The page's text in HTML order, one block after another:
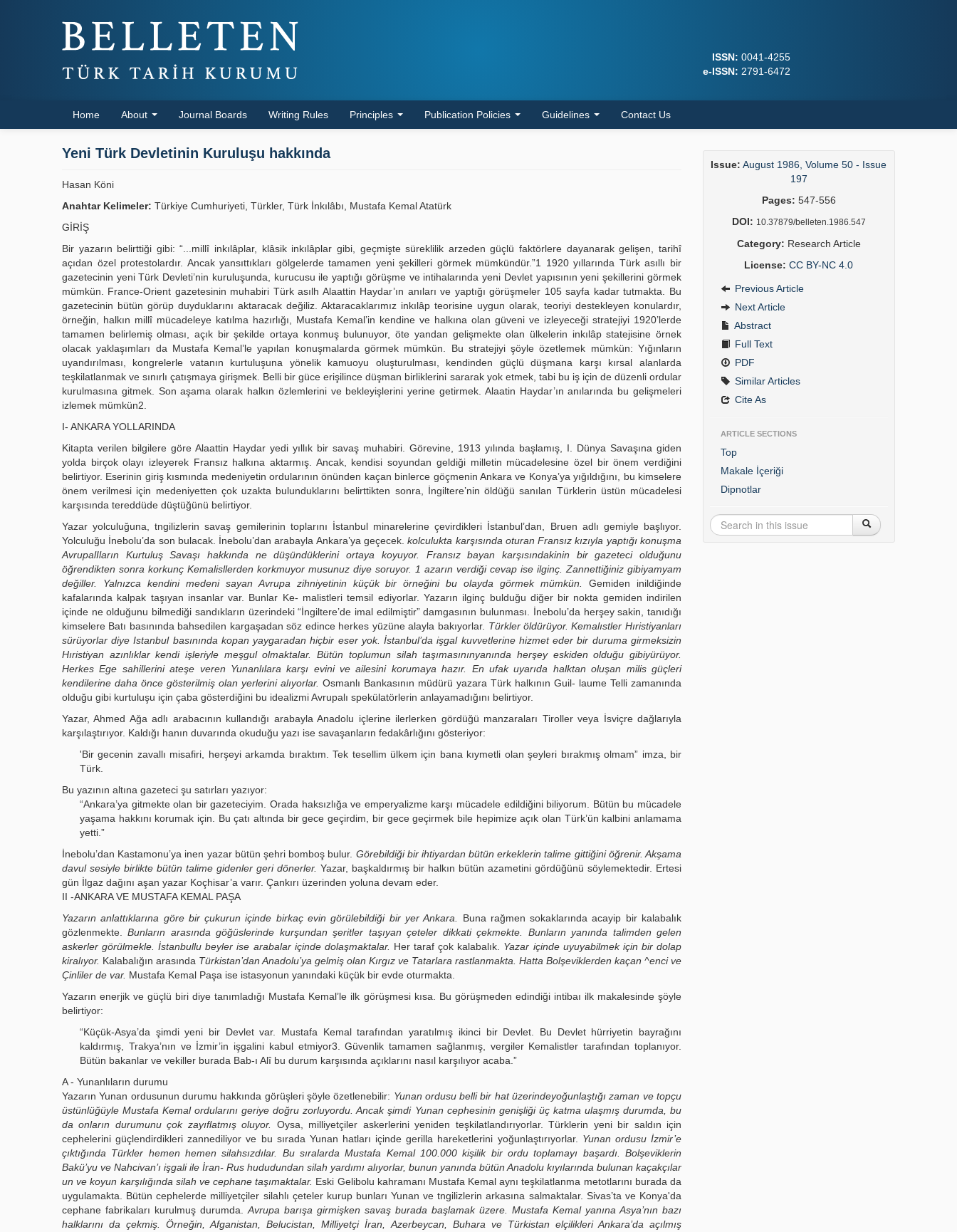
ISSN: 0041-4255
e-ISSN: 2791-6472
Home About Journal Boards Writing Rules Principles Publication Policies Guidelines Contact Us
Yeni Türk Devletinin Kuruluşu hakkında
Hasan Köni
Anahtar Kelimeler: Türkiye Cumhuriyeti, Türkler, Türk İnkılâbı, Mustafa Kemal Atatürk
GİRİŞ
Bir yazarın belirttiği gibi: “...millî inkılâplar, klâsik inkılâplar gibi, geçmişte süreklilik arzeden güçlü faktörlere dayanarak gelişen, tarihî
açıdan özel protestolardır. Ancak yansıttıkları gölgelerde tamamen yeni şekilleri görmek mümkündür.”1 1920 yıllarında Türk asıllı bir
gazetecinin yeni Türk Devleti’nin kuruluşunda, kurucusu ile yaptığı görüşme ve intihalarında yeni Devlet yapısının yeni şekillerini görmek
mümkün. France-Orient gazetesinin muhabiri Türk asılh Alaattin Haydar’ın anıları ve yaptığı görüşmeler 105 sayfa kadar tutmakta. Bu
gazetecinin bütün görüp duyduklarını aktaracak değiliz. Aktaracaklarımız inkılâp teorisine uygun olarak, teoriyi destekleyen konulardır,
örneğin, halkın millî mücadeleye katılma hazırlığı, Mustafa Kemal’in kendine ve halkına olan güveni ve izleyeceği stratejiyi 1920’lerde
tamamen belirlemiş olması, açık bir şekilde ortaya konmuş bulunuyor, öte yandan gelişmekte olan ülkelerin inkılâp statejisine örnek
olacak yaklaşımları da Mustafa Kemal’le yapılan konuşmalarda görmek mümkün. Bu stratejiyi şöyle özetlemek mümkün: Yığınların
uyandırılması, kongrelerle vatanın kurtuluşuna yönelik kamuoyu oluşturulması, kendinden güçlü düşmana karşı kırsal alanlarda
teşkilatlanmak ve sınırlı çatışmaya girişmek. Belli bir güce erişilince düşman birliklerini sararak yok etmek, tabi bu iş için de düzenli ordular
kurulmasına gitmek. Son aşama olarak halkın özlemlerini ve bekleyişlerini yerine getirmek. Alaatin Haydar’ın anılarında bu gelişmeleri
izlemek mümkün2.
I- ANKARA YOLLARINDA
Kitapta verilen bilgilere göre Alaattin Haydar yedi yıllık bir savaş muhabiri. Görevine, 1913 yılında başlamış, I. Dünya Savaşına giden
yolda birçok olayı izleyerek Fransız halkına aktarmış. Ancak, kendisi soyundan geldiği milletin mücadelesine özel bir önem verdiğini
belirtiyor. Eserinin giriş kısmında medeniyetin ordularının önünden kaçan binlerce göçmenin Ankara ve Konya’ya yığıldığını, bu kimselere
önem verilmesi için medeniyetten çok uzakta bulunduklarını belirttikten sonra, İngiltere’nin öldüğü sanılan Türklerin üstün mücadelesi
karşısında tereddüde düştüğünü belirtiyor.
Yazar yolculuğuna, tngilizlerin savaş gemilerinin toplarını İstanbul minarelerine çevirdikleri İstanbul’dan, Bruen adlı gemiyle başlıyor.
Yolculuğu İnebolu’da son bulacak. İnebolu’dan arabayla Ankara’ya geçecek.kolculukta karşısında oturan Fransız kızıyla yaptığı konuşma
AvrupalIların Kurtuluş Savaşı hakkında ne düşündüklerini ortaya koyuyor. Fransız bayan karşısındakinin bir gazeteci olduğunu
öğrendikten sonra korkunç Kemalisllerden korkmuyor musunuz diye soruyor. 1 azarın verdiği cevap ise ilginç. Zannettiğiniz gibiyamyam
değiller. Yalnızca kendini medeni sayan Avrupa zihniyetinin küçük bir örneğini bu olayda görmek mümkün.Gemiden inildiğinde
kafalarında kalpak taşıyan insanlar var. Bunlar Ke- malistleri temsil ediyorlar. Yazarın ilginç bulduğu diğer bir nokta gemiden indirilen
içinde ne olduğunu bilmediği sandıkların üzerindeki “İngiltere’de imal edilmiştir” damgasının bulunması. İnebolu’da herşey sakin, tanıdığı
kimselere Batı basınında bahsedilen kargaşadan söz edince herkes yüzüne alayla bakıyorlar. Türkler öldürüyor. Kemalıstler Hıristiyanları
sürüyorlar diye Istanbul basınında kopan yaygaradan hiçbir eser yok. İstanbul’da işgal kuvvetlerine hizmet eder bir duruma girmeksizin
Hıristiyan azınlıklar kendi işleriyle meşgul olmaktalar. Bütün toplumun silah taşımasınınyanında herşey eskiden olduğu gibiyürüyor.
Herkes Ege sahillerini ateşe veren Yunanlılara karşı evini ve ailesini korumaya hazır. En ufak uyarıda halktan oluşan milis güçleri
kendilerine daha önce gösterilmiş olan yerlerini alıyorlar. Osmanlı Bankasının müdürü yazara Türk halkının Guil- laume Telli zamanında
olduğu gibi kurtuluşu için çaba gösterdiğini bu idealizmi Avrupalı spekülatörlerin anlayamadığını belirtiyor.
Yazar, Ahmed Ağa adlı arabacının kullandığı arabayla Anadolu içlerine ilerlerken gördüğü manzaraları Tiroller veya İsviçre dağlarıyla
karşılaştırıyor. Kaldığı hanın duvarında okuduğu yazı ise savaşanların fedakârlığını gösteriyor:
'Bir gecenin zavallı misafiri, herşeyi arkamda bıraktım. Tek tesellim ülkem için bana kıymetli olan şeyleri bırakmış olmam” imza, bir
Türk.
Bu yazının altına gazeteci şu satırları yazıyor:
“Ankara’ya gitmekte olan bir gazeteciyim. Orada haksızlığa ve emperyalizme karşı mücadele edildiğini biliyorum. Bütün bu mücadele
yaşama hakkını korumak için. Bu çatı altında bir gece geçirdim, bir gece geçirmek bile hepimize açık olan Türk’ün kalbini anlamama
yetti.”
İnebolu’dan Kastamonu’ya inen yazar bütün şehri bomboş bulur. Görebildiği bir ihtiyardan bütün erkeklerin talime gittiğini öğrenir. Akşama
davul sesiyle birlikte bütün talime gidenler geri dönerler. Yazar, başkaldırmış bir halkın bütün azametini gördüğünü söylemektedir. Ertesi
gün İlgaz dağını aşan yazar Koçhisar’a varır. Çankırı üzerinden yoluna devam eder.
II -ANKARA VE MUSTAFA KEMAL PAŞA
Yazarın anlattıklarına göre bir çukurun içinde birkaç evin görülebildiği bir yer Ankara.
Buna rağmen sokaklarında acayip bir kalabalık
gözlenmekte.Bunların arasında göğüslerinde kurşundan şeritler taşıyan çeteler dikkati çekmekte. Bunların yanında talimden gelen
askerler görülmekle. İstanbullu beyler ise arabalar içinde dolaşmaktalar. Her taraf çok kalabalık. Yazar içinde uyuyabilmek için bir dolap
kiralıyor. Kalabalığın arasında Türkistan’dan Anadolu’ya gelmiş olan Kırgız ve Tatarlara rastlanmakta. Hatta Bolşeviklerden kaçan ^enci ve
Çinliler de var. Mustafa Kemal Paşa ise istasyonun yanındaki küçük bir evde oturmakta.
Yazarın enerjik ve güçlü biri diye tanımladığı Mustafa Kemal’le ilk görüşmesi kısa. Bu görüşmeden edindiği intibaı ilk makalesinde şöyle
belirtiyor:
“Küçük-Asya’da şimdi yeni bir Devlet var. Mustafa Kemal tarafından yaratılmış ikinci bir Devlet. Bu Devlet hürriyetin bayrağını
kaldırmış, Trakya’nın ve İzmir’in işgalini kabul etmiyor3. Güvenlik tamamen sağlanmış, vergiler Kemalistler tarafından toplanıyor.
Bütün bakanlar ve vekiller burada Bab-ı Alî bu durum karşısında açıklarını nasıl karşılıyor acaba.”
A - Yunanlıların durumu
Yazarın Yunan ordusunun durumu hakkında görüşleri şöyle özetlenebilir: Yunan ordusu belli bir hat üzerindeyoğunlaştığı zaman ve topçu
üstünlüğüyle Mustafa Kemal ordularını geriye doğru zorluyordu. Ancak şimdi Yunan cephesinin genişliği üç katma ulaşmış durumda, bu
da onların durumunu çok zayıflatmış oluyor. Oysa, milliyetçiler askerlerini yeniden teşkilatlandırıyorlar. Türklerin yeni bir saldın için
cephelerini güçlendirdikleri zannediliyor ve bu sırada Yunan hatları içinde gerilla hareketlerini yoğunlaştırıyorlar. Yunan ordusu İzmir’e
çıktığında Türkler hemen hemen silahsızdılar. Bu sıralarda Mustafa Kemal 100.000 kişilik bir ordu toplamayı başardı. Bolşeviklerin
Bakü’yu ve Nahcivan’ı işgali ile İran- Rus hududundan silah yardımı alıyorlar, bunun yanında bütün Anadolu kıyılarında bulunan kaçakçılar
un ve koyun karşılığında silah ve cephane taşımaktalar. Eski Gelibolu kahramanı Mustafa Kemal aynı teşkilatlanma metotlarını burada da
uygulamakta. Bütün cephelerde milliyetçiler silahlı çeteler kurup bunları Yunan ve tngilizlerin arkasına salmaktalar. Sivas’ta ve Konya'da
cephane fabrikaları kurulmuş durumda. Avrupa barışa girmişken savaş burada başlamak üzere. Mustafa Kemal yanına Asya’nın bazı
halklarını da çekmiş. Örneğin, Afganistan, Belucistan, Milliyetçi İran, Azerbeycan, Buhara ve Türkistan elçilikleri Ankara’da açılmış
Issue: August 1986, Volume 50 - Issue
197
Pages: 547-556
DOI: 10.37879/belleten.1986.547
Category: Research Article
License: CC BY-NC 4.0
Previous Article
Next Article
Abstract
Full Text
PDF
Similar Articles
Cite As
ARTICLE SECTIONS
Top
Makale İçeriği
Dipnotlar